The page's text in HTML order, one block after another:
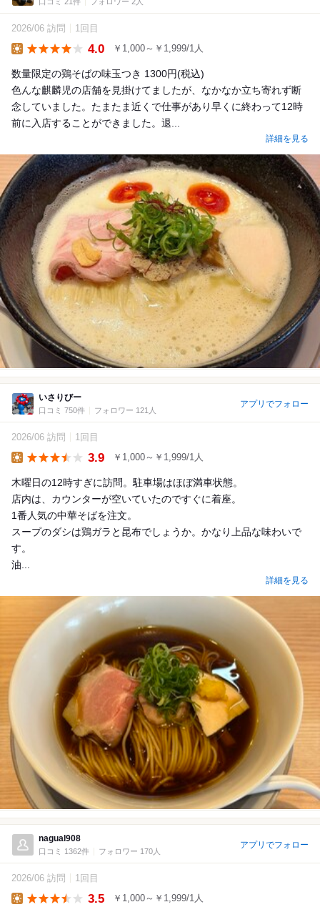
2026/06 訪問 1回目
4.0 ￥1,000～￥1,999/1人
数量限定の鶏そばの味玉つき 1300円(税込)
色んな麒麟児の店舗を見掛けてましたが、なかなか立ち寄れず断
念していました。たまたま近くで仕事があり早くに終わって12時
前に入店することができました。退...
詳細を見る
いさりびー
口コミ 750件 フォロワー 121人
アプリでフォロー
2026/06 訪問 1回目
3.9 ￥1,000～￥1,999/1人
木曜日の12時すぎに訪問。駐車場はほぼ満車状態。
店内は、カウンターが空いていたのですぐに着座。
1番人気の中華そばを注文。
スープのダシは鶏ガラと昆布でしょうか。かなり上品な味わいで
す。
油...
詳細を見る
nagual908
口コミ 1362件 フォロワー 170人
アプリでフォロー
2026/06 訪問 1回目
3.5 ￥1,000～￥1,999/1人